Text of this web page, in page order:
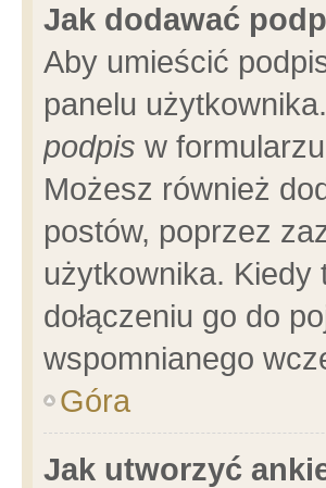
Jak dodawać
Aby umieścić
panelu
podpis w
Możesz również
postów, poprzez
użytkownika. Kiedy
dołączeniu go do
wspomnianego
Góra
Jak utworzyć